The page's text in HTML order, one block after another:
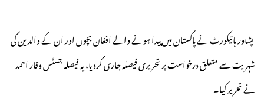
پشاور ہائیکورٹ نے پاکستان میں پیدا ہونے والے افغان بچوں اور ان کے والدین کی
شہریت سے متعلق درخواست پر تحریری فیصلہ جاری کردیا، یہ فیصلہ جسٹس وقار احمد
نے تحریر کیا۔